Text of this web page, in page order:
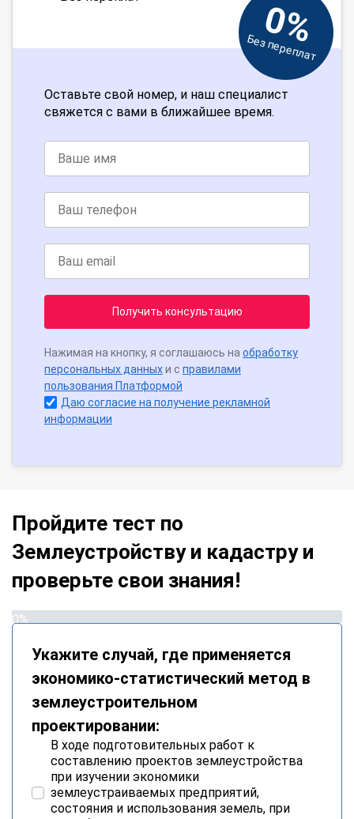
0%
Без переплат
Оставьте свой номер, и наш специалист
свяжется с вами в ближайшее время.
Получить консультацию
Нажимая на кнопку, я соглашаюсь на обработку
персональных данныхи с правилами
пользования Платформой
Даю согласие на получение рекламной
информации
Пройдите тест по
Землеустройству и кадастру и
проверьте свои знания!
0%
Укажите случай, где применяется
экономико-статистический метод в
землеустроительном
проектировании:
В ходе подготовительных работ к
составлению проектов землеустройства
при изучении экономики
землеустраиваемых предприятий,
состояния и использования земель, при